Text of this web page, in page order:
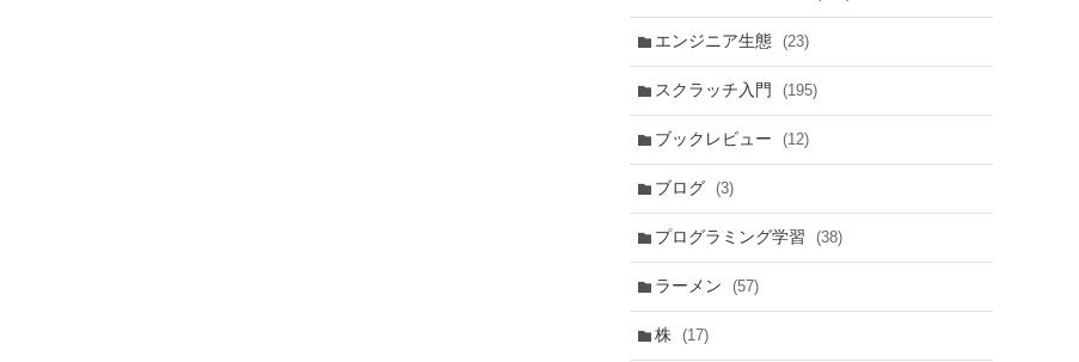
エンジニア生態 (23)
スクラッチ入門 (195)
ブックレビュー (12)
ブログ (3)
プログラミング学習 (38)
ラーメン (57)
株 (17)